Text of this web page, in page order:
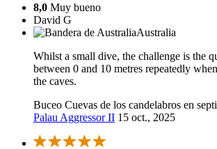
8,0 Muy bueno
David G
Australia
Whilst a small dive, the challenge is the
between 0 and 10 metres repeatedly
the caves.
Buceo Cuevas de los candelabros en
Palau Aggressor II 15 oct., 2025